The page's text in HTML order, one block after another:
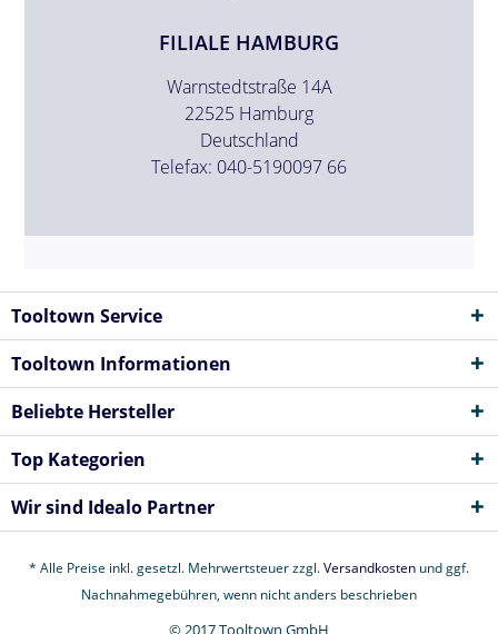
FILIALE HAMBURG
Warnstedtstraße 14A
22525 Hamburg
Deutschland
Telefax: 040-5190097 66
Tooltown Service
Tooltown Informationen
Beliebte Hersteller
Top Kategorien
Wir sind Idealo Partner
* Alle Preise inkl. gesetzl. Mehrwertsteuer zzgl.Versandkosten und ggf.
Nachnahmegebühren, wenn nicht anders beschrieben
© 2017 Tooltown GmbH